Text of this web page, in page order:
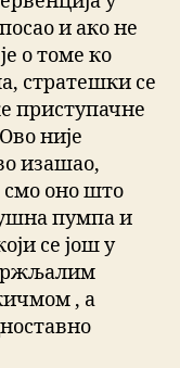
и ако не
о томе ко
стратешки се
приступачне
није
изашао,
смо оно што
пумпа и
се још у
, а